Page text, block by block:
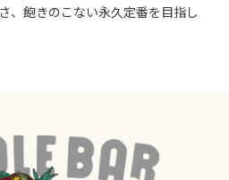
、飽きの​こない​永久定番を​目指し